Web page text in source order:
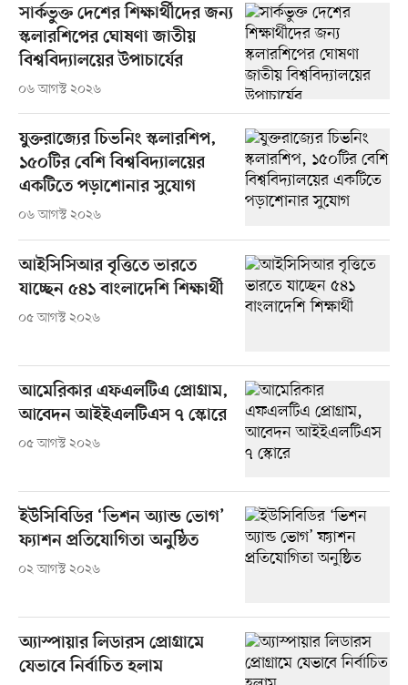
সার্কভুক্ত দেশের শিক্ষার্থীদের জন্য
স্কলারশিপের ঘোষণা জাতীয়
বিশ্ববিদ্যালয়ের উপাচার্যের
০৬ আগস্ট ২০২৬
যুক্তরাজ্যের চিভনিং স্কলারশিপ,
১৫০টির বেশি বিশ্ববিদ্যালয়ের
একটিতে পড়াশোনার সুযোগ
০৬ আগস্ট ২০২৬
আইসিসিআর বৃত্তিতে ভারতে
যাচ্ছেন ৫৪১ বাংলাদেশি শিক্ষার্থী
০৫ আগস্ট ২০২৬
আমেরিকার এফএলটিএ প্রোগ্রাম,
আবেদন আইইএলটিএস ৭ স্কোরে
০৫ আগস্ট ২০২৬
ইউসিবিডির ‘ভিশন অ্যান্ড ভোগ’
ফ্যাশন প্রতিযোগিতা অনুষ্ঠিত
০২ আগস্ট ২০২৬
অ্যাস্পায়ার লিডারস প্রোগ্রামে
যেভাবে নির্বাচিত হলাম